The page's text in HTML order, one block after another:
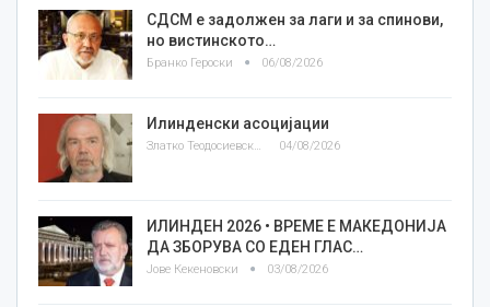
СДСМ е задолжен за лаги и за спинови,
но вистинското…
Бранко Героски 06/08/2026
Илинденски асоцијации
Златко Теодосиевски 04/08/2026
ИЛИНДЕН 2026 • ВРЕМЕ Е МАКЕДОНИЈА
ДА ЗБОРУВА СО ЕДЕН ГЛАС…
Јове Кекеновски 03/08/2026